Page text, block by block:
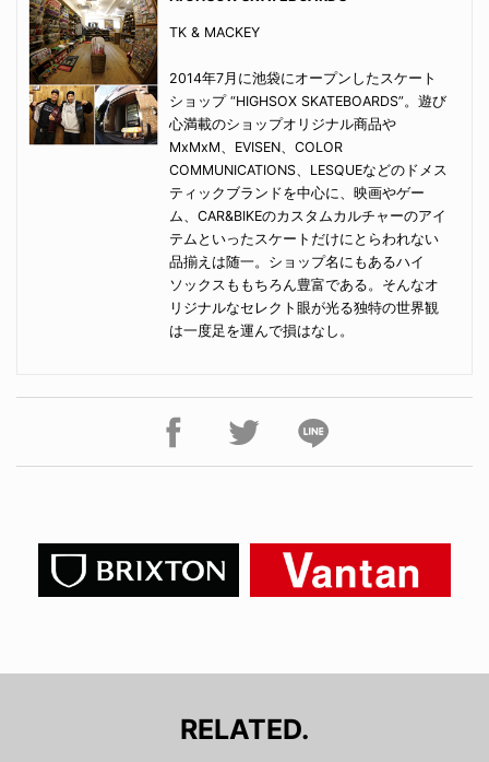
TK & MACKEY
2014年7月に池袋にオープンしたスケート
ショップ “HIGHSOX SKATEBOARDS”。遊び
心満載のショップオリジナル商品や
MxMxM、EVISEN、COLOR
COMMUNICATIONS、LESQUEなどのドメス
ティックブランドを中心に、映画やゲー
ム、CAR&BIKEのカスタムカルチャーのアイ
テムといったスケートだけにとらわれない
品揃えは随一。ショップ名にもあるハイ
ソックスももちろん豊富である。そんなオ
リジナルなセレクト眼が光る独特の世界観
は一度足を運んで損はなし。
RELATED.